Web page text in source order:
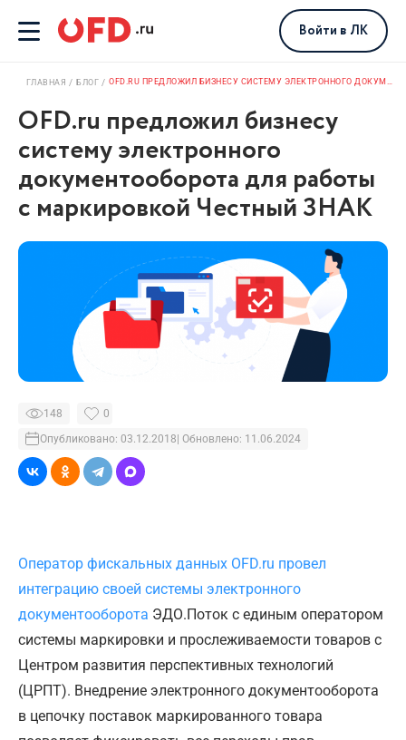
Войти в ЛК
ГЛАВНАЯ БЛОГ OFD.RU ПРЕДЛОЖИЛ БИЗНЕСУ СИСТЕМУ ЭЛЕКТРОННОГО ДОКУМЕНТООБОРОТА ДЛЯ РАБОТЫ С МАРКИРОВКОЙ ЧЕСТНЫЙ ЗНАК
OFD.ru предложил бизнесу
систему электронного
документооборота для работы
с маркировкой Честный ЗНАК
148
Опубликовано: 03.12.2018 | Обновлено: 11.06.2024
0
Оператор фискальных данных OFD.ru провел
интеграцию своей системы электронного
документооборота ЭДО.Поток с единым оператором
системы маркировки и прослеживаемости товаров с
Центром развития перспективных технологий
(ЦРПТ). Внедрение электронного документооборота
в цепочку поставок маркированного товара